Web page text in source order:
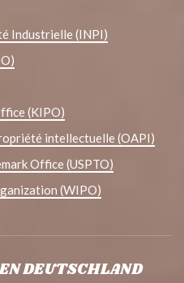
Industrielle (INPI)
(KIPO)
intellectuelle (OAPI)
Office (USPTO)
(WIPO)
DEUTSCHLAND